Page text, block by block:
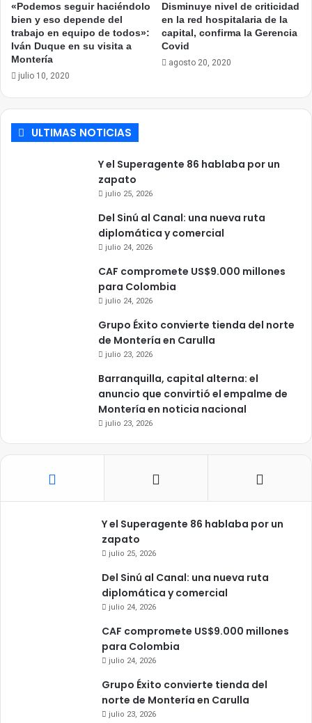
«Podemos seguir haciéndolo
bien y eso depende del
trabajo en equipo de todos»:
Iván Duque en su visita a
Montería
julio 10, 2020
Disminuye nivel de criticidad
en la red hospitalaria de la
capital, confirma la Gerencia
Covid
agosto 20, 2020
ULTIMAS NOTICIAS
Y el Superagente 86 hablaba por un
zapato
julio 25, 2026
Del Sinú al Canal: una nueva ruta
diplomática y comercial
julio 24, 2026
CAF compromete US$9.000 millones
para Colombia
julio 24, 2026
Grupo Éxito convierte tienda del norte
de Montería en Carulla
julio 23, 2026
Barranquilla, capital alterna: el
anuncio que convirtió el empalme de
Montería en noticia nacional
julio 23, 2026
Y el Superagente 86 hablaba por un
zapato
julio 25, 2026
Del Sinú al Canal: una nueva ruta
diplomática y comercial
julio 24, 2026
CAF compromete US$9.000 millones
para Colombia
julio 24, 2026
Grupo Éxito convierte tienda del
norte de Montería en Carulla
julio 23, 2026